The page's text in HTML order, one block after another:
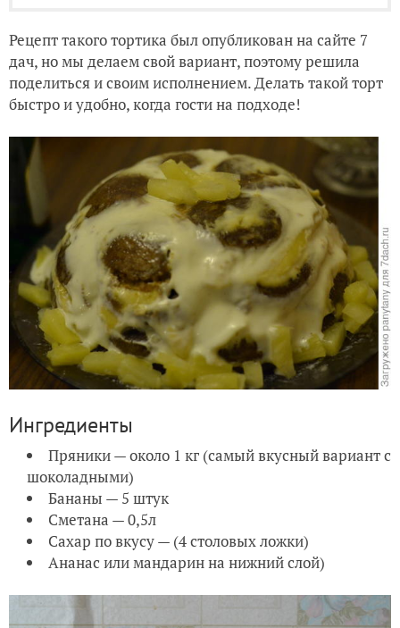
Рецепт такого тортика был опубликован на сайте 7
дач, но мы делаем свой вариант, поэтому решила
поделиться и своим исполнением. Делать такой торт
быстро и удобно, когда гости на подходе!
Ингредиенты
Пряники — около 1 кг (самый вкусный вариант с
шоколадными)
Бананы — 5 штук
Сметана — 0,5л
Сахар по вкусу — (4 столовых ложки)
Ананас или мандарин на нижний слой)